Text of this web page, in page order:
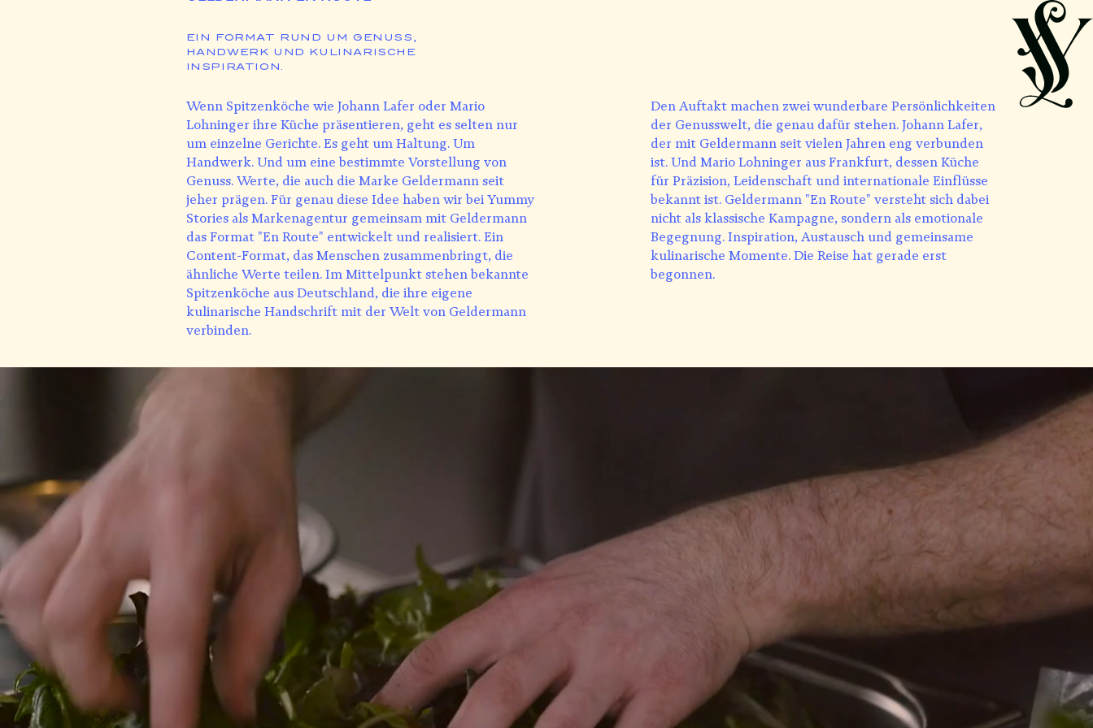
EIN FORMAT RUND UM GENUSS,
HANDWERK UND KULINARISCHE
INSPIRATION.
Wenn Spitzenköche wie Johann Lafer oder Mario
Lohninger ihre Küche präsentieren, geht es selten nur
um einzelne Gerichte. Es geht um Haltung. Um
Handwerk. Und um eine bestimmte Vorstellung von
Genuss. Werte, die auch die Marke Geldermann seit
jeher prägen. Für genau diese Idee haben wir bei Yummy
Stories als Markenagentur gemeinsam mit Geldermann
das Format "En Route" entwickelt und realisiert. Ein
Content-Format, das Menschen zusammenbringt, die
ähnliche Werte teilen. Im Mittelpunkt stehen bekannte
Spitzenköche aus Deutschland, die ihre eigene
kulinarische Handschrift mit der Welt von Geldermann
verbinden.
Den Auftakt machen zwei wunderbare Persönlichkeiten
der Genusswelt, die genau dafür stehen. Johann Lafer,
der mit Geldermann seit vielen Jahren eng verbunden
ist. Und Mario Lohninger aus Frankfurt, dessen Küche
für Präzision, Leidenschaft und internationale Einflüsse
bekannt ist. Geldermann "En Route" versteht sich dabei
nicht als klassische Kampagne, sondern als emotionale
Begegnung. Inspiration, Austausch und gemeinsame
kulinarische Momente. Die Reise hat gerade erst
begonnen.